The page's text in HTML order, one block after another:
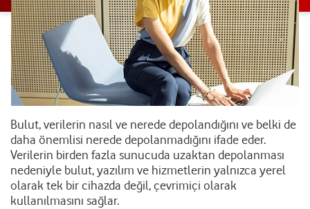
Bulut, verilerin nasıl ve nerede depolandığını ve belki de
daha önemlisi nerede depolanmadığını ifade eder.
Verilerin birden fazla sunucuda uzaktan depolanması
nedeniyle bulut, yazılım ve hizmetlerin yalnızca yerel
olarak tek bir cihazda değil, çevrimiçi olarak
kullanılmasını sağlar.